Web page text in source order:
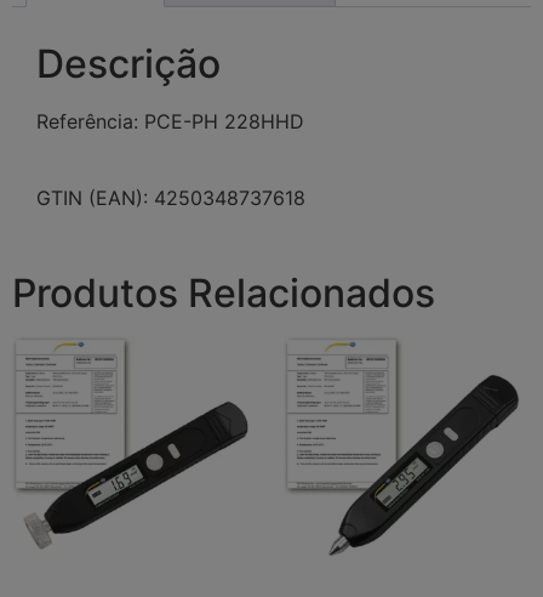
Descrição
Referência: PCE-PH 228HHD
GTIN (EAN): 4250348737618
Produtos Relacionados